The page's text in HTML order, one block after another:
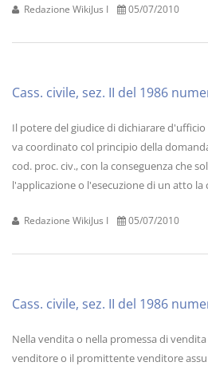
Redazione WikiJus I 05/07/2010
Cass. civile, sez. II del 1986
Il potere del giudice di dichiarare
va coordinato col principio della
cod. proc. civ., con la conseguenza che
l'applicazione o l'esecuzione di un atto
Redazione WikiJus I 05/07/2010
Cass. civile, sez. II del 1986
Nella vendita o nella promessa di
venditore o il promittente venditore